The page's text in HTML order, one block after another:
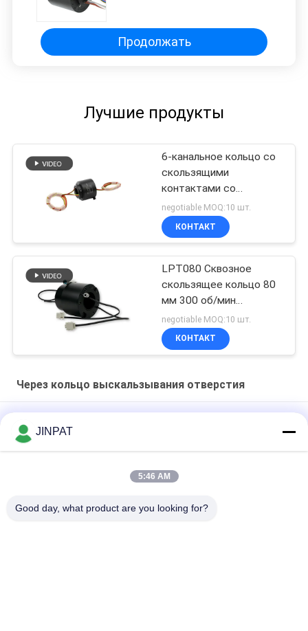
Продолжать
Лучшие продукты
6-канальное кольцо со
скользящими
контактами со
сквозным отверстием,
2000 об/мин, 240 В
переменного тока,
negotiable MOQ:10 шт.
КОНТАКТ
LPT080 Сквозное
скользящее кольцо 80
мм 300 об/мин
Контакты из
драгоценного металла
negotiable MOQ:10 шт.
КОНТАКТ
Через кольцо выскальзывания отверстия
Проницаемое электрическое скольжение 300 оборотов в
отверстия передавая 24 обходит вокруг сигналы
JINPAT
5:46 AM
Good day, what product are you looking for?